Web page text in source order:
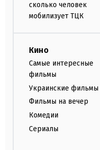
сколько человек
мобилизует ТЦК
Кино
Самые интересные
фильмы
Украинские фильмы
Фильмы на вечер
Комедии
Сериалы